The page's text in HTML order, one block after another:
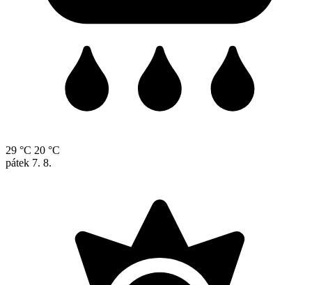
29 °C 20 °C
pátek 7. 8.